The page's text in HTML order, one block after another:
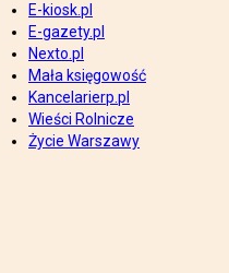
E-kiosk.pl
E-gazety.pl
Nexto.pl
Mała księgowość
Kancelarierp.pl
Wieści Rolnicze
Życie Warszawy